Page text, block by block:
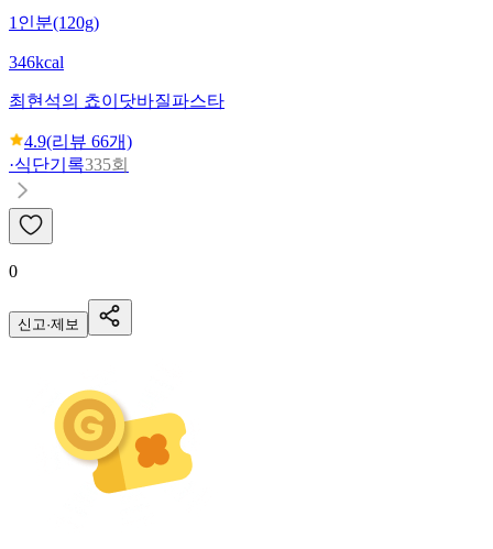
1인분(120g)
346kcal
최현석의 쵸이닷바질파스타
4.9(리뷰 66개)
·식단기록335회
0
신고·제보